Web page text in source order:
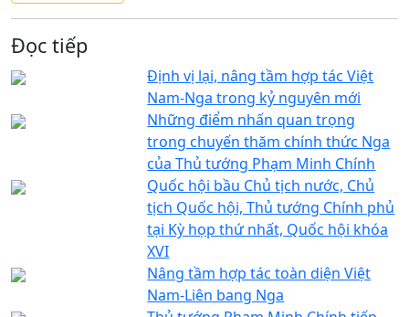
Đọc tiếp
Định vị lại, nâng tầm hợp tác Việt
Nam-Nga trong kỷ nguyên mới
Những điểm nhấn quan trọng
trong chuyến thăm chính thức Nga
của Thủ tướng Phạm Minh Chính
Quốc hội bầu Chủ tịch nước, Chủ
tịch Quốc hội, Thủ tướng Chính phủ
tại Kỳ họp thứ nhất, Quốc hội khóa
XVI
Nâng tầm hợp tác toàn diện Việt
Nam-Liên bang Nga